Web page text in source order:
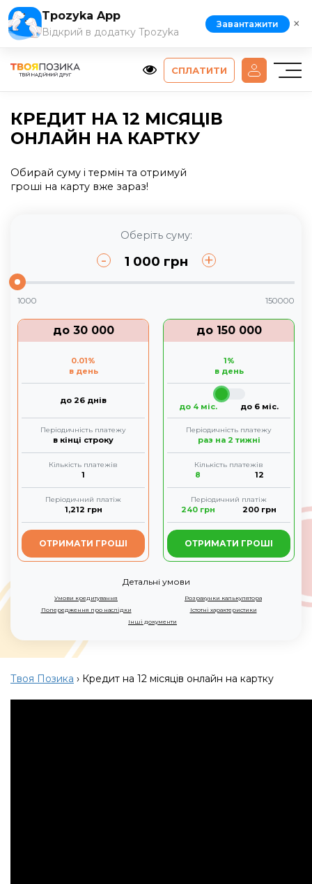
СПЛАТИТИ
КРЕДИТ НА 12 МІСЯЦІВ
ОНЛАЙН НА КАРТКУ
Обирай суму і термін та отримуй
гроші на карту вже зараз!
Оберіть суму:
- 1 000 грн +
1000 150000
до 30 000
0.01%
в день
до 26 днів
Періодичність платежу
в кінці строку
Кількість платежів
1
Періодичний платіж
1,212 грн
ОТРИМАТИ ГРОШІ
до 150 000
1%
в день
до 4 міс. до 6 міс.
Періодичність платежу
раз на 2 тижні
Кількість платежів
8 12
Періодичний платіж
240грн 200 грн
ОТРИМАТИ ГРОШІ
Детальні умови
Умови кредитування
Розрахунки калькулятора
Попередження про наслідки
Істотні характеристики
Інші документи
Твоя Позика › Кредит на 12 місяців онлайн на картку
Tpozyka App
Відкрий в додатку Tpozyka
Завантажити ×